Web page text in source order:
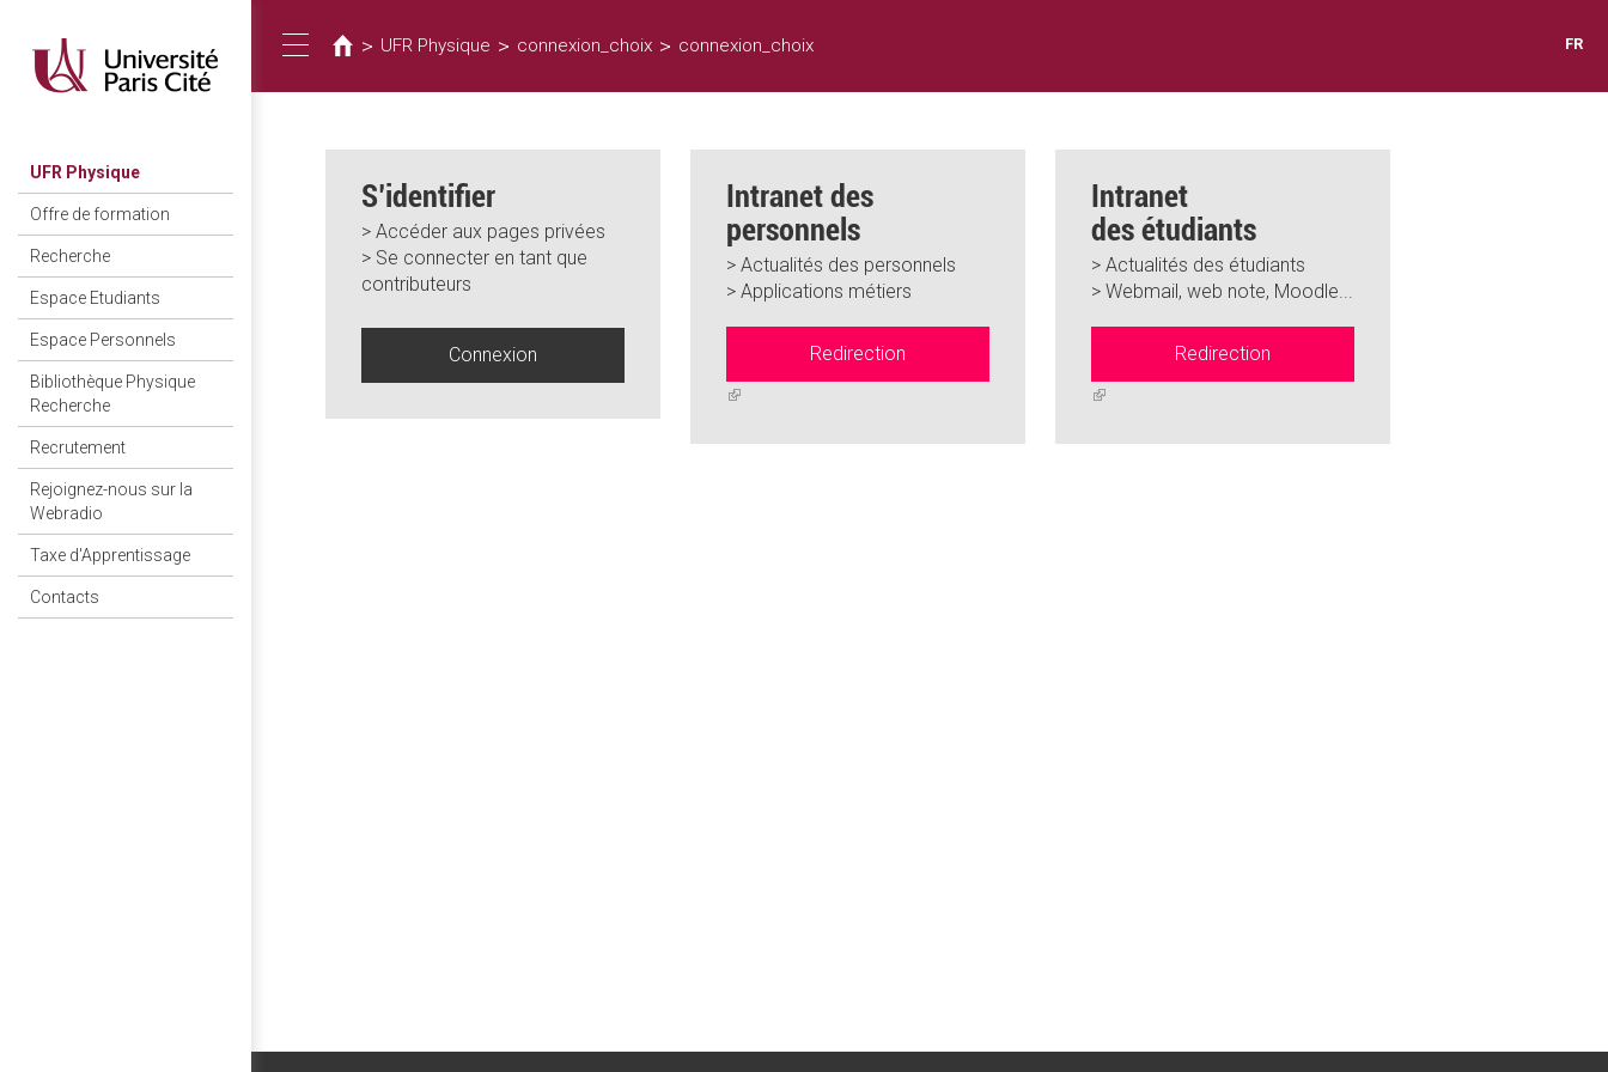
contenu
principal
UFR Physique
Offre de formation
Recherche
Espace Etudiants
Espace Personnels
Bibliothèque Physique
Recherche
Recrutement
Rejoignez-nous sur la
Webradio
Taxe d'Apprentissage
Contacts
Toggle
navigation
êtes
ici
> UFR Physique > connexion_choix > connexion_choix FR
S’identifier
> Accéder aux pages privées
> Se connecter en tant que
contributeurs
Connexion
Intranet des
personnels
> Actualités des personnels
> Applications métiers
Redirection
(link
external)
Intranet
des étudiants
> Actualités des étudiants
> Webmail, web note, Moodle...
Redirection
(link
external)